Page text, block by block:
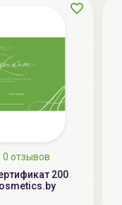
0 отзывов
200